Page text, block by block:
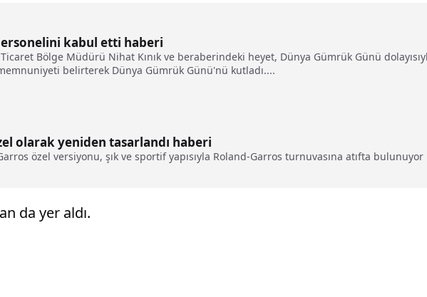
kabul etti haberi
Ticaret Bölge Müdürü Nihat Kınık ve beraberindeki heyet, Dünya Gümrük Günü
belirterek Dünya Gümrük Günü'nü kutladı....
olarak yeniden tasarlandı haberi
özel versiyonu, şık ve sportif yapısıyla Roland-Garros turnuvasına atıfta bulunuyor
da yer aldı.